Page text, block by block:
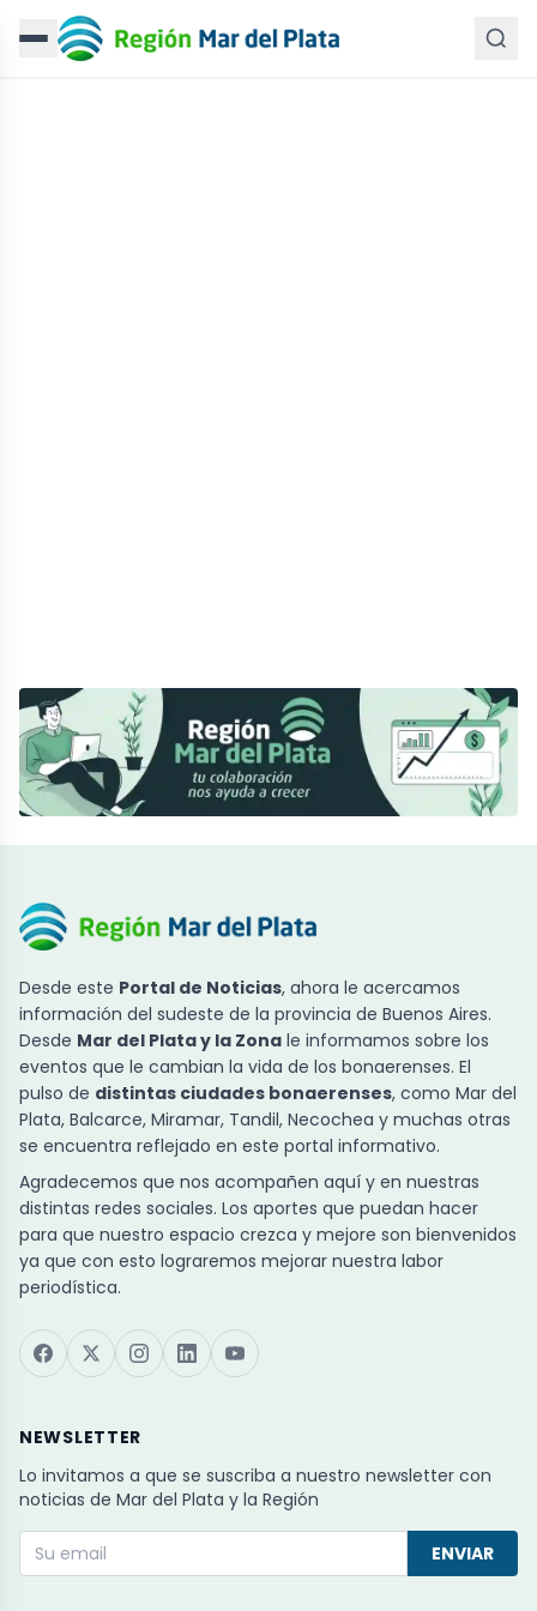
Desde este Portal de Noticias, ahora le acercamos
información del sudeste de la provincia de Buenos Aires.
Desde Mar del Plata y la Zona le informamos sobre los
eventos que le cambian la vida de los bonaerenses. El
pulso de distintas ciudades bonaerenses, como Mar del
Plata, Balcarce, Miramar, Tandil, Necochea y muchas otras
se encuentra reflejado en este portal informativo.
Agradecemos que nos acompañen aquí y en nuestras
distintas redes sociales. Los aportes que puedan hacer
para que nuestro espacio crezca y mejore son bienvenidos
ya que con esto lograremos mejorar nuestra labor
periodística.
NEWSLETTER
Lo invitamos a que se suscriba a nuestro newsletter con
noticias de Mar del Plata y la Región
ENVIAR